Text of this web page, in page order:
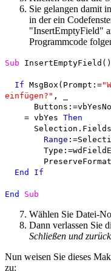
Sie gelangen damit
in der ein
"InsertEmptyField"
Programmcode
Sub InsertEmptyField()
If MsgBox(Prompt:=
einfügen?" , _
Buttons:=vbYesNo
= vbYes Then
Range
End
If
End Sub
Wählen Sie Datei-
Dann verlassen Sie
Schließen und
Nun weisen Sie dieses
zu: